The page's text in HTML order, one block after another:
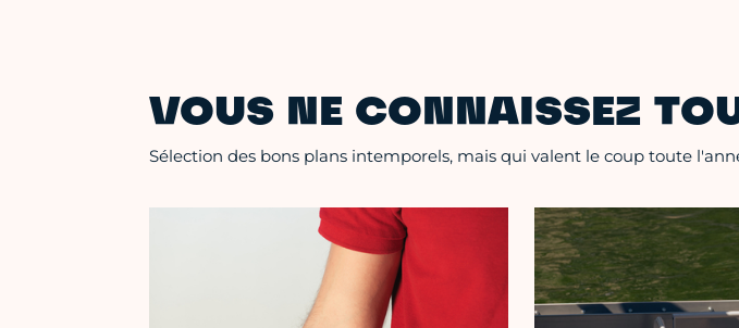
VOUS NE CONNAISSEZ
Sélection des bons plans intemporels, mais qui valent le coup toute